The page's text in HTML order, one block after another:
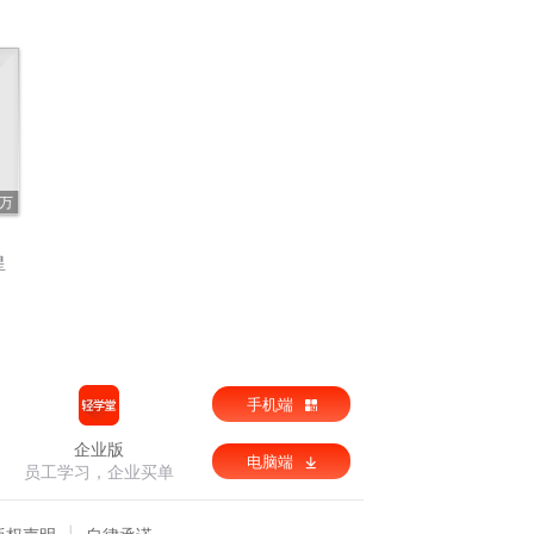
企业版
员工学习，企业买单
手机端
电脑端